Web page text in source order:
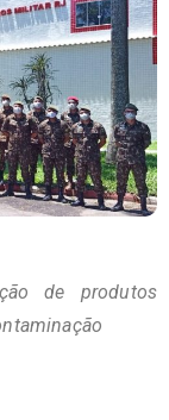
de produtos